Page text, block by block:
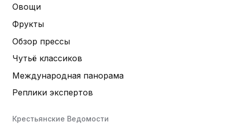
Овощи
Фрукты
Обзор прессы
Чутьё классиков
Международная панорама
Реплики экспертов
Крестьянские Ведомости